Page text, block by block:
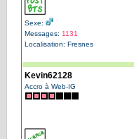
Sexe:
Messages: 1131
Localisation: Fresnes
Kevin62128
Accro à Web-IG